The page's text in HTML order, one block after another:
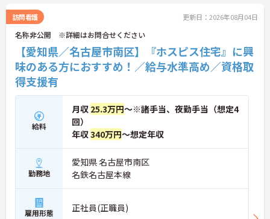
訪問看護 更新日：2026年08月04日
名称非公開 ※詳細はお問合せください
【愛知県／名古屋市南区】『ホスピス住宅』に興
味のある方におすすめ！／給与水準高め／資格取
得支援有
給料
月収 25.3万円～※諸手当、夜勤手当（想定4
回）
年収340万円～想定年収
勤務地
愛知県 名古屋市南区
名鉄名古屋本線
雇用形態 正社員(正職員)